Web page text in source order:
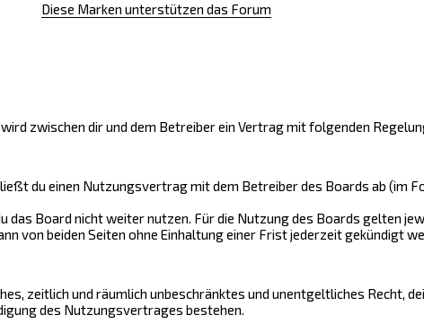
Diese Marken unterstützen das Forum
zwischen dir und dem Betreiber ein Vertrag mit folgenden
du einen Nutzungsvertrag mit dem Betreiber des Boards ab (im
das Board nicht weiter nutzen. Für die Nutzung des Boards gelten
von beiden Seiten ohne Einhaltung einer Frist jederzeit gekündigt
zeitlich und räumlich unbeschränktes und unentgeltliches Recht,
des Nutzungsvertrages bestehen.